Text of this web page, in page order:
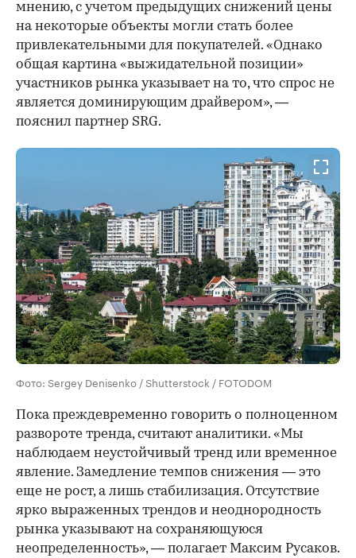
мнению, с учетом предыдущих снижений цены
на некоторые объекты могли стать более
привлекательными для покупателей. «Однако
общая картина «выжидательной позиции»
участников рынка указывает на то, что спрос не
является доминирующим драйвером», —
пояснил партнер SRG.
Фото: Sergey Denisenko / Shutterstock / FOTODOM
Пока преждевременно говорить о полноценном
развороте тренда, считают аналитики. «Мы
наблюдаем неустойчивый тренд или временное
явление. Замедление темпов снижения — это
еще не рост, а лишь стабилизация. Отсутствие
ярко выраженных трендов и неоднородность
рынка указывают на сохраняющуюся
неопределенность», — полагает Максим Русаков.